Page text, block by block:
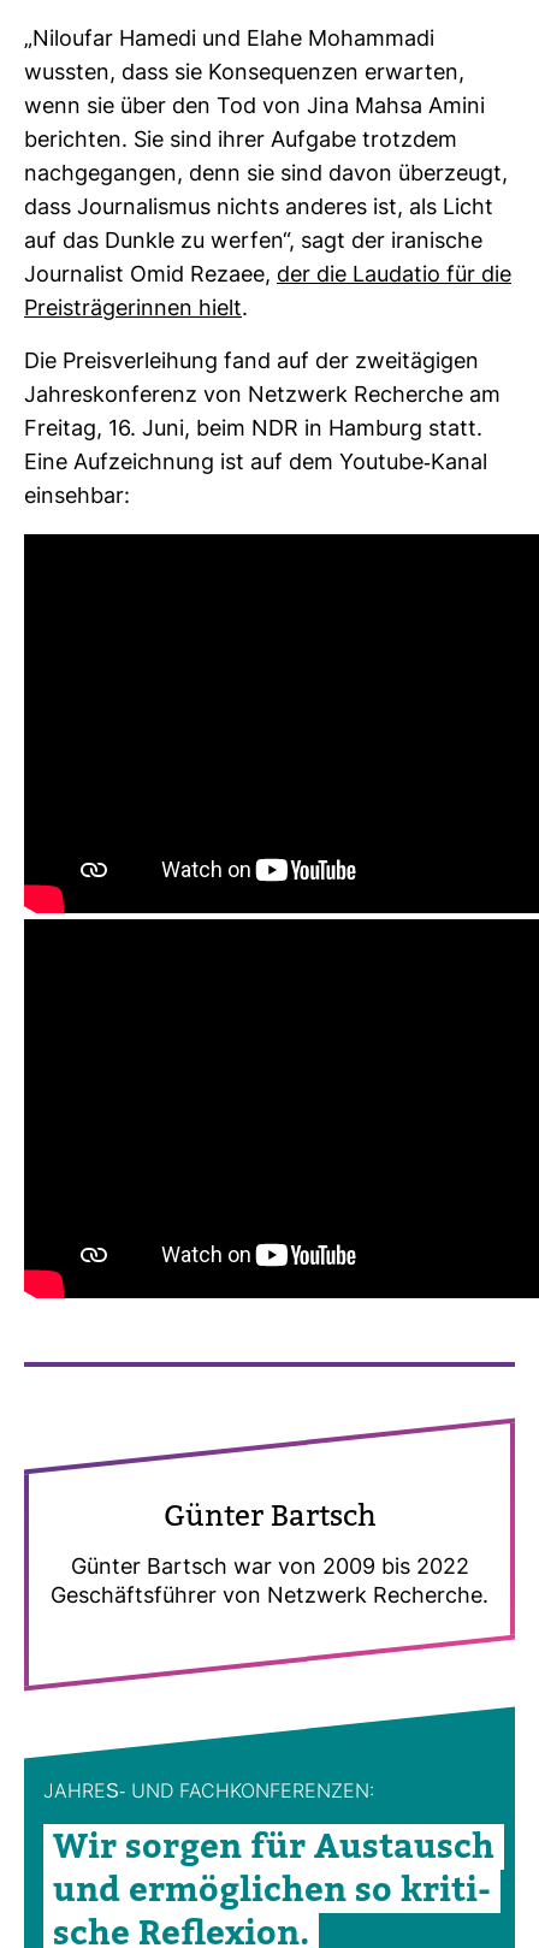
„Niloufar Hamedi und Elahe Moham­madi
wussten, dass sie Kon­se­quenzen erwarten,
wenn sie über den Tod von Jina Mahsa Amini
berichten. Sie sind ihrer Auf­gabe trotzdem
nach­ge­gangen, denn sie sind davon über­zeugt,
dass Jour­na­lismus nichts anderes ist, als Licht
auf das Dunkle zu werfen“, sagt der ira­ni­sche
Jour­na­list Omid Rezaee, der die Lau­datio für die
Preis­trä­ge­rinnen hielt.
Die Preis­ver­lei­hung fand auf der zwei­tä­gigen
Jah­res­kon­fe­renz von Netz­werk Recherche am
Freitag, 16. Juni, beim NDR in Ham­burg statt.
Eine Auf­zeich­nung ist auf dem You­tube-​Kanal
ein­sehbar:
Günter Bartsch
Günter Bartsch war von 2009 bis 2022
Geschäfts­führer von Netz­werk Recherche.
JAHRES-​ UND FACH­KON­FE­RENZEN:
Wir sorgen für Aus­tausch
und ermög­li­chen so kri­ti­
sche Refle­xion.